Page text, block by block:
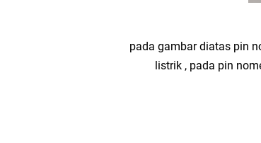
pada gambar diatas pin
listrik , pada pin